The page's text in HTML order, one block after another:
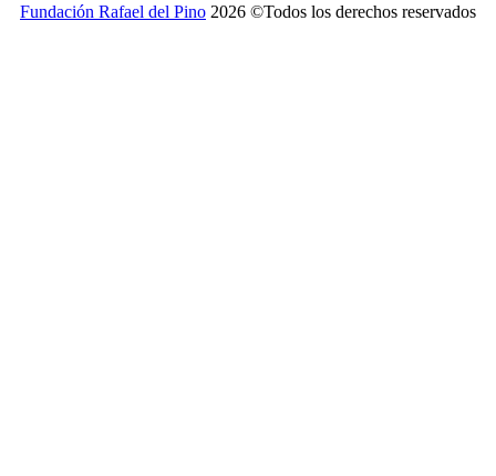
Fundación Rafael del Pino 2026 ©Todos los derechos reservados